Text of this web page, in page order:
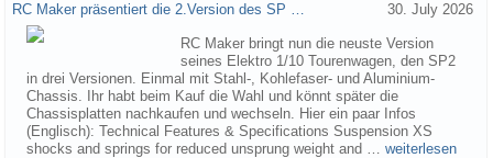
RC Maker präsentiert die 2.Version des SP … 30. July 2026
RC Maker bringt nun die neuste Version
seines Elektro 1/10 Tourenwagen, den SP2
in drei Versionen. Einmal mit Stahl-, Kohlefaser- und Aluminium-
Chassis. Ihr habt beim Kauf die Wahl und könnt später die
Chassisplatten nachkaufen und wechseln. Hier ein paar Infos
(Englisch): Technical Features & Specifications Suspension XS
shocks and springs for reduced unsprung weight and … weiterlesen